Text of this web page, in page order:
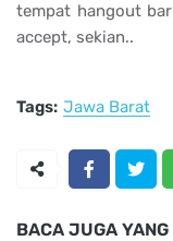
tempat hangout
accept, sekian..
Tags: Jawa Barat
BACA JUGA